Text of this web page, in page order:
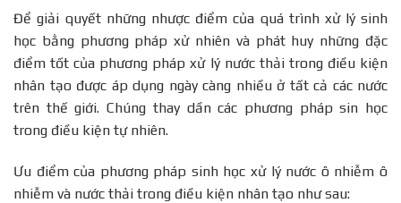
Để giải quyết những nhược điểm của quá trình xử lý sinh
học bằng phương pháp xử nhiên và phát huy những đặc
điểm tốt của phương pháp xử lý nước thải trong điều kiện
nhân tạo được áp dụng ngày càng nhiều ở tất cả các nước
trên thế giới. Chúng thay dần các phương pháp sin học
trong điều kiện tự nhiên.
Ưu điểm của phương pháp sinh học xử lý nước ô nhiễm ô
nhiễm và nước thải trong điều kiện nhân tạo như sau: